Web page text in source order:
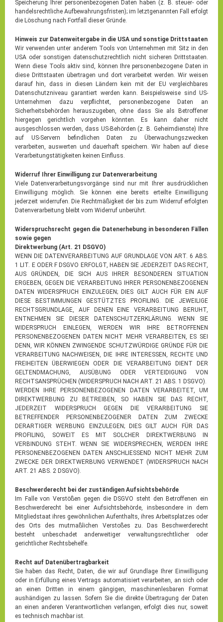
Speicherung Ihrer personenbezogenen Daten haben (z. B. steuer- oder
handelsrechtliche Aufbewahrungsfristen); im letztgenannten Fall erfolgt
die Löschung nach Fortfall dieser Gründe.
Hinweis zur Datenweitergabe in die USA und sonstige Drittstaaten
Wir verwenden unter anderem Tools von Unternehmen mit Sitz in den
USA oder sonstigen datenschutzrechtlich nicht sicheren Drittstaaten.
Wenn diese Tools aktiv sind, können Ihre personenbezogene Daten in
diese Drittstaaten übertragen und dort verarbeitet werden. Wir weisen
darauf hin, dass in diesen Ländern kein mit der EU vergleichbares
Datenschutzniveau garantiert werden kann. Beispielsweise sind US-
Unternehmen dazu verpflichtet, personenbezogene Daten an
Sicherheitsbehörden herauszugeben, ohne dass Sie als Betroffener
hiergegen gerichtlich vorgehen könnten. Es kann daher nicht
ausgeschlossen werden, dass US-Behörden (z. B. Geheimdienste) Ihre
auf US-Servern befindlichen Daten zu Überwachungszwecken
verarbeiten, auswerten und dauerhaft speichern. Wir haben auf diese
Verarbeitungstätigkeiten keinen Einfluss.
Widerruf Ihrer Einwilligung zur Datenverarbeitung
Viele Datenverarbeitungsvorgänge sind nur mit Ihrer ausdrücklichen
Einwilligung möglich. Sie können eine bereits erteilte Einwilligung
jederzeit widerrufen. Die Rechtmäßigkeit der bis zum Widerruf erfolgten
Datenverarbeitung bleibt vom Widerruf unberührt.
Widerspruchsrecht gegen die Datenerhebung in besonderen Fällen
sowie gegen
Direktwerbung (Art. 21 DSGVO)
WENN DIE DATENVERARBEITUNG AUF GRUNDLAGE VON ART. 6 ABS.
1 LIT. E ODER F DSGVO ERFOLGT, HABEN SIE JEDERZEIT DAS RECHT,
AUS GRÜNDEN, DIE SICH AUS IHRER BESONDEREN SITUATION
ERGEBEN, GEGEN DIE VERARBEITUNG IHRER PERSONENBEZOGENEN
DATEN WIDERSPRUCH EINZULEGEN; DIES GILT AUCH FÜR EIN AUF
DIESE BESTIMMUNGEN GESTÜTZTES PROFILING. DIE JEWEILIGE
RECHTSGRUNDLAGE, AUF DENEN EINE VERARBEITUNG BERUHT,
ENTNEHMEN SIE DIESER DATENSCHUTZERKLÄRUNG. WENN SIE
WIDERSPRUCH EINLEGEN, WERDEN WIR IHRE BETROFFENEN
PERSONENBEZOGENEN DATEN NICHT MEHR VERARBEITEN, ES SEI
DENN, WIR KÖNNEN ZWINGENDE SCHUTZWÜRDIGE GRÜNDE FÜR DIE
VERARBEITUNG NACHWEISEN, DIE IHRE INTERESSEN, RECHTE UND
FREIHEITEN ÜBERWIEGEN ODER DIE VERARBEITUNG DIENT DER
GELTENDMACHUNG, AUSÜBUNG ODER VERTEIDIGUNG VON
RECHTSANSPRÜCHEN (WIDERSPRUCH NACH ART. 21 ABS. 1 DSGVO).
WERDEN IHRE PERSONENBEZOGENEN DATEN VERARBEITET, UM
DIREKTWERBUNG ZU BETREIBEN, SO HABEN SIE DAS RECHT,
JEDERZEIT WIDERSPRUCH GEGEN DIE VERARBEITUNG SIE
BETREFFENDER PERSONENBEZOGENER DATEN ZUM ZWECKE
DERARTIGER WERBUNG EINZULEGEN; DIES GILT AUCH FÜR DAS
PROFILING, SOWEIT ES MIT SOLCHER DIREKTWERBUNG IN
VERBINDUNG STEHT. WENN SIE WIDERSPRECHEN, WERDEN IHRE
PERSONENBEZOGENEN DATEN ANSCHLIESSEND NICHT MEHR ZUM
ZWECKE DER DIREKTWERBUNG VERWENDET (WIDERSPRUCH NACH
ART. 21 ABS. 2 DSGVO).
Beschwerderecht bei der zuständigen Aufsichtsbehörde
Im Falle von Verstößen gegen die DSGVO steht den Betroffenen ein
Beschwerderecht bei einer Aufsichtsbehörde, insbesondere in dem
Mitgliedstaat ihres gewöhnlichen Aufenthalts, ihres Arbeitsplatzes oder
des Orts des mutmaßlichen Verstoßes zu. Das Beschwerderecht
besteht unbeschadet anderweitiger verwaltungsrechtlicher oder
gerichtlicher Rechtsbehelfe.
Recht auf Datenübertragbarkeit
Sie haben das Recht, Daten, die wir auf Grundlage Ihrer Einwilligung
oder in Erfüllung eines Vertrags automatisiert verarbeiten, an sich oder
an einen Dritten in einem gängigen, maschinenlesbaren Format
aushändigen zu lassen. Sofern Sie die direkte Übertragung der Daten
an einen anderen Verantwortlichen verlangen, erfolgt dies nur, soweit
es technisch machbar ist.